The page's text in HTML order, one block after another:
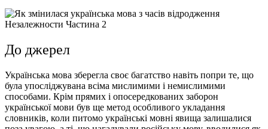
До джерел
Українська мова зберегла своє багатство навіть попри те, що
була упосліджувана всіма мислимими і немислимими
способами. Крім прямих і опосередкованих заборон
української мови був ще метод особливого укладання
словників, коли питомо українські мовні явища залишалися